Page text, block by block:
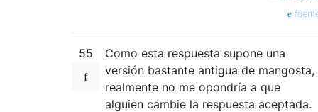
55
Como esta respuesta supone una
versión bastante antigua de mangosta,
realmente no me opondría a que
alguien cambie la respuesta aceptada.